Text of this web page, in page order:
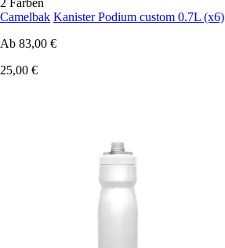
Camelbak Kanister Podium custom 0.7L (x6)
Ab 83,00 €
25,00 €